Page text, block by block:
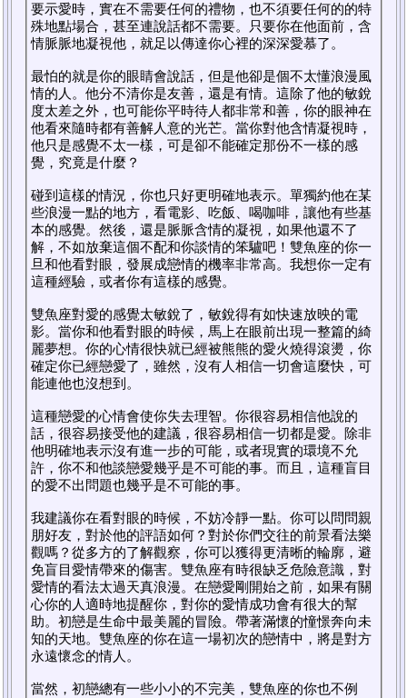
要示愛時，實在不需要任何的禮物，也不須要任何的的特
殊地點場合，甚至連說話都不需要。只要你在他面前，含
情脈脈地凝視他，就足以傳達你心裡的深深愛慕了。
最怕的就是你的眼睛會說話，但是他卻是個不太懂浪漫風
情的人。他分不清你是友善，還是有情。這除了他的敏銳
度太差之外，也可能你平時待人都非常和善，你的眼神在
他看來隨時都有善解人意的光芒。當你對他含情凝視時，
他只是感覺不太一樣，可是卻不能確定那份不一樣的感
覺，究竟是什麼？
碰到這樣的情況，你也只好更明確地表示。單獨約他在某
些浪漫一點的地方，看電影、吃飯、喝咖啡，讓他有些基
本的感覺。然後，還是脈脈含情的凝視，如果他還不了
解，不如放棄這個不配和你談情的笨驢吧！雙魚座的你一
旦和他看對眼，發展成戀情的機率非常高。我想你一定有
這種經驗，或者你有這樣的感覺。
雙魚座對愛的感覺太敏銳了，敏銳得有如快速放映的電
影。當你和他看對眼的時候，馬上在眼前出現一整篇的綺
麗夢想。你的心情很快就已經被熊熊的愛火燒得滾燙，你
確定你已經戀愛了，雖然，沒有人相信一切會這麼快，可
能連他也沒想到。
這種戀愛的心情會使你失去理智。你很容易相信他說的
話，很容易接受他的建議，很容易相信一切都是愛。除非
他明確地表示沒有進一步的可能，或者現實的環境不允
許，你不和他談戀愛幾乎是不可能的事。而且，這種盲目
的愛不出問題也幾乎是不可能的事。
我建議你在看對眼的時候，不妨冷靜一點。你可以問問親
朋好友，對於他的評語如何？對於你們交往的前景看法樂
觀嗎？從多方的了解觀察，你可以獲得更清晰的輪廓，避
免盲目愛情帶來的傷害。雙魚座有時很缺乏危險意識，對
愛情的看法太過天真浪漫。在戀愛剛開始之前，如果有關
心你的人適時地提醒你，對你的愛情成功會有很大的幫
助。初戀是生命中最美麗的冒險。帶著滿懷的憧憬奔向未
知的天地。雙魚座的你在這一場初次的戀情中，將是對方
永遠懷念的情人。
當然，初戀總有一些小小的不完美，雙魚座的你也不例